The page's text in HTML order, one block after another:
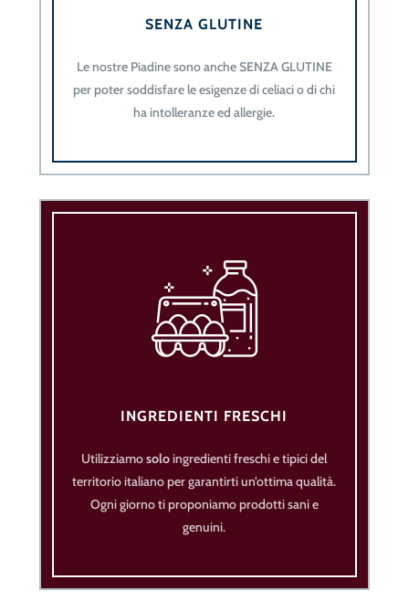
SENZA GLUTINE
Le nostre Piadine sono anche SENZA GLUTINE
per poter soddisfare le esigenze di celiaci o di chi
ha intolleranze ed allergie.
INGREDIENTI FRESCHI
Utilizziamosoloingredienti freschi e tipici del
territorio italiano per garantirti un’ottima qualità.
Ogni giorno ti proponiamo prodotti sani e
genuini.